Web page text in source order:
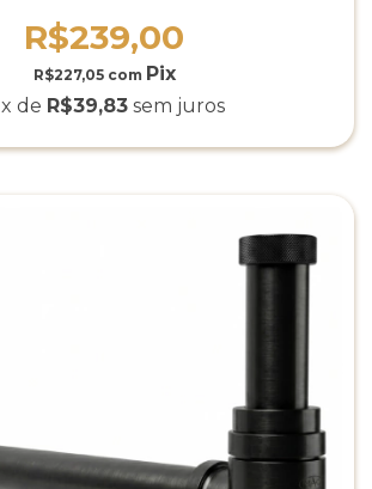
R$239,00
R$227,05 com
x de R$39,83 sem juros